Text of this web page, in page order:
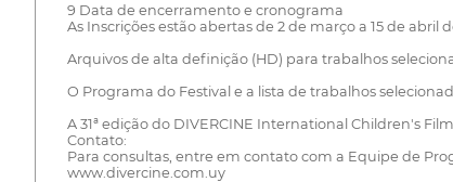
9 Data de encerramento e cronograma
As Inscrições estão abertas de 2 de março a 15 de abril
Arquivos de alta definição (HD) para trabalhos
O Programa do Festival e a lista de trabalhos
A 31ª edição do DIVERCINE International Children's
Contato:
Para consultas, entre em contato com a Equipe de
www.divercine.com.uy